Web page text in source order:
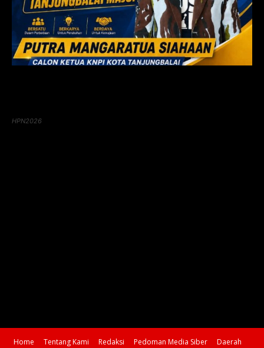
HPN2026
Home Tentang Kami Redaksi Pedoman Media Siber
Daerah